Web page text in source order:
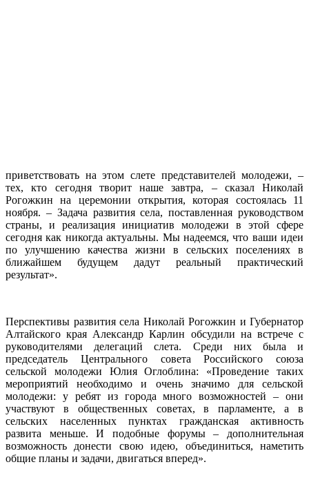
приветствовать на этом слете представителей молодежи, –
тех, кто сегодня творит наше завтра, – сказал Николай
Рогожкин на церемонии открытия, которая состоялась 11
ноября. – Задача развития села, поставленная руководством
страны, и реализация инициатив молодежи в этой сфере
сегодня как никогда актуальны. Мы надеемся, что ваши идеи
по улучшению качества жизни в сельских поселениях в
ближайшем будущем дадут реальный практический
результат».
Перспективы развития села Николай Рогожкин и Губернатор
Алтайского края Александр Карлин обсудили на встрече с
руководителями делегаций слета. Среди них была и
председатель Центрального совета Российского союза
сельской молодежи Юлия Оглоблина: «Проведение таких
мероприятий необходимо и очень значимо для сельской
молодежи: у ребят из города много возможностей – они
участвуют в общественных советах, в парламенте, а в
сельских населенных пунктах гражданская активность
развита меньше. И подобные форумы – дополнительная
возможность донести свою идею, объединиться, наметить
общие планы и задачи, двигаться вперед».